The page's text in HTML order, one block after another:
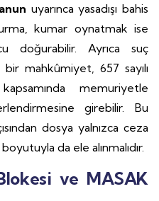
uyarınca yasadışı bahis
kumar oynatmak ise
doğurabilir. Ayrıca suç
mahkûmiyet, 657 sayılı
memuriyetle
girebilir. Bu
dosya yalnızca ceza
da ele alınmalıdır.
ve MASAK